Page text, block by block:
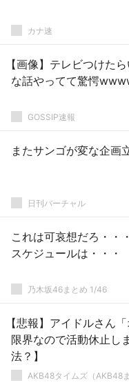
カナ速
【画像】テレビつけた
な話やってて驚愕
GOSSIP速報
またサンゴが変な企画
日刊バーチャル
これは可哀想だろ・・
スケジュールは・・・
乃木坂46まとめ 1/46
【悲報】アイドルさん
限界なので活動休止し
法？】
AKB48タイムズ（AKB48ま